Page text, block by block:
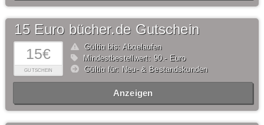
15€
GUTSCHEIN
15 Euro bücher.de Gutschein
Gültig bis: Abgelaufen
Mindestbestellwert: 90,- Euro
Gültig für: Neu- & Bestandskunden
Anzeigen